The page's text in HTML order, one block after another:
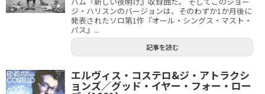
ジ・ハリスンのバージョンは、そのわずか1か月後に
発表されたソロ第1作『オール・シングス・マスト・
パス』...
記事を読む
エルヴィス・コステロ&ジ・アトラクシ
ョンズ／グッド・イヤー・フォー・ロー